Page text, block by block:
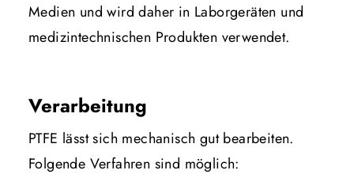
Medien und wird daher in Laborgeräten und
medizintechnischen Produkten verwendet.
Verarbeitung
PTFE lässt sich mechanisch gut bearbeiten.
Folgende Verfahren sind möglich: